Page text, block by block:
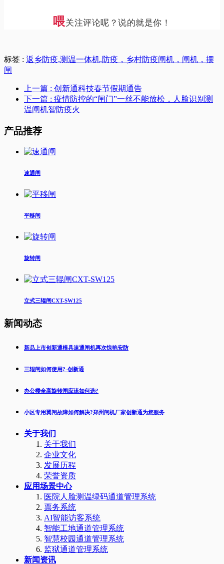
喂关注评论呢？说的就是你！
标签 : 返乡防疫,测温一体机,防疫，乡村防疫闸机，闸机，摆
闸
上一篇 : 创新通科技春节假期通告
下一篇 : 疫情防控的“闸门”一丝不能放松，人脸识别测
温闸机智防疫火
产品推荐
速通闸
平移闸
旋转闸
立式三辊闸CXT-SW125
新闻动态
新品上市创新通模具速通闸机再次惊艳安防
三辊闸如何使用?-创新通
办公楼全高旋转闸应该如何选?
小区专用翼闸故障如何解决?郑州闸机厂家创新通为您服务
关于我们
关于我们
企业文化
发展历程
荣誉资质
应用场景中心
医院人脸测温绿码通道管理系统
票务系统
AI智能访客系统
智能工地通道管理系统
智慧校园通道管理系统
监狱通道管理系统
新闻资讯